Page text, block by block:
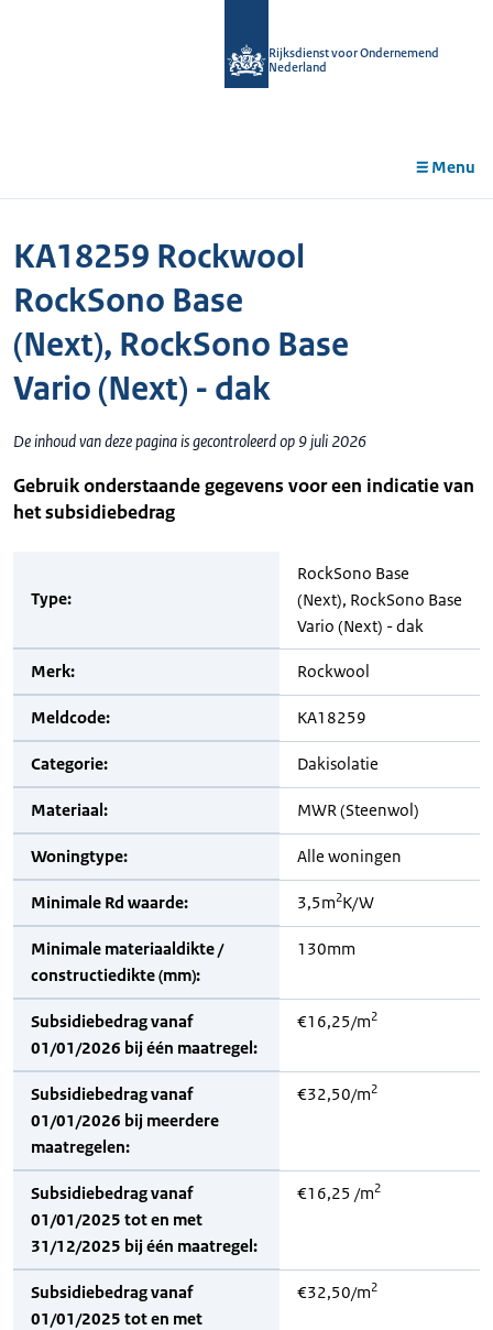
Rijksdienst voor Ondernemend
Nederland
Menu
KA18259 Rockwool
RockSono Base
(Next), RockSono Base
Vario (Next) - dak
De inhoud van deze pagina is gecontroleerd op 9 juli 2026
Gebruik onderstaande gegevens voor een indicatie van
het subsidiebedrag
Type:
RockSono Base
(Next), RockSono Base
Vario (Next) - dak
Merk: Rockwool
Meldcode: KA18259
Categorie: Dakisolatie
Materiaal: MWR (Steenwol)
Woningtype: Alle woningen
Minimale Rd waarde: 3,5m2K/W
Minimale materiaaldikte /
constructiedikte (mm):
130mm
Subsidiebedrag vanaf
01/01/2026 bij één maatregel:
€16,25/m2
Subsidiebedrag vanaf
01/01/2026 bij meerdere
maatregelen:
€32,50/m2
Subsidiebedrag vanaf
01/01/2025 tot en met
31/12/2025 bij één maatregel:
€16,25 /m2
Subsidiebedrag vanaf
01/01/2025 tot en met
€32,50/m2